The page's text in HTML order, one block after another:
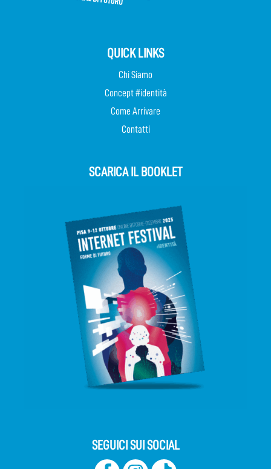
QUICK LINKS
Chi Siamo
Concept #identità
Come Arrivare
Contatti
SCARICA IL BOOKLET
SEGUICI SUI SOCIAL